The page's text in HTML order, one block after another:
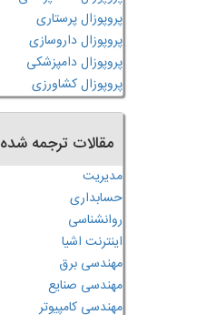
پروپوزال پرستاری
پروپوزال داروسازی
پروپوزال دامپزشکی
پروپوزال کشاورزی
مقالات ترجمه شده
مدیریت
حسابداری
روانشناسی
اینترنت اشیا
مهندسی برق
مهندسی صنایع
مهندسی کامپیوتر